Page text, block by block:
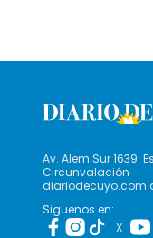
Av. Alem Sur 1639.
Circunvalación
Siguenos en:
X